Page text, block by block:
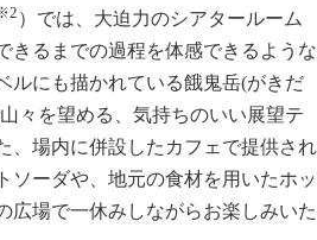
）では、大迫力のシアタールーム
きるまでの過程を体感できるような
ルにも描かれている餓鬼岳(がきだ
々を望める、気持ちのいい展望テ
、場内に併設したカフェで提供され
ソーダや、地元の食材を用いたホッ
広場で一休みしながらお楽しみいた